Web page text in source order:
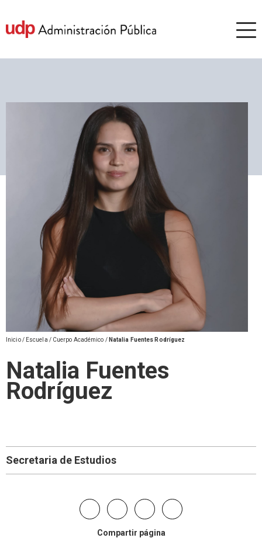
Inicio / Escuela / Cuerpo Académico / Natalia Fuentes Rodríguez
Natalia Fuentes
Rodríguez
Secretaria de Estudios
Compartir página